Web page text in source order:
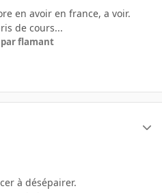
en avoir en france, a voir.
de cours...
par flamant
à désépairer.